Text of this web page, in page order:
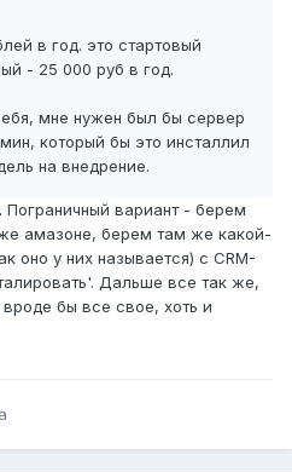
в год. это стартовый
- 25 000 руб в год.
мне нужен был бы сервер
который бы это инсталлил
на внедрение.
Пограничный вариант - берем
амазоне, берем там же какой-
оно у них называется) с CRM-
Дальше все так же,
бы все свое, хоть и